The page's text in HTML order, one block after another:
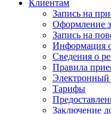
Клиентам
Запись на
Оформление
Запись на
Информация
Сведения о
Правила
Электронный
Тарифы
Заключение